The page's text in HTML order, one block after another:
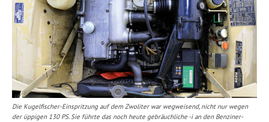
Die Kugelfischer-Einspritzung auf dem Zwoliter war wegweisend, nicht nur wegen
der üppigen 130 PS. Sie führte das noch heute gebräuchliche -i an den Benziner-